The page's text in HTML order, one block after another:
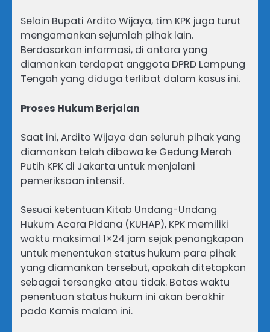
Selain Bupati Ardito Wijaya, tim KPK juga turut
mengamankan sejumlah pihak lain.
Berdasarkan informasi, di antara yang
diamankan terdapat anggota DPRD Lampung
Tengah yang diduga terlibat dalam kasus ini.
Proses Hukum Berjalan
Saat ini, Ardito Wijaya dan seluruh pihak yang
diamankan telah dibawa ke Gedung Merah
Putih KPK di Jakarta untuk menjalani
pemeriksaan intensif.
Sesuai ketentuan Kitab Undang-Undang
Hukum Acara Pidana (KUHAP), KPK memiliki
waktu maksimal 1×24 jam sejak penangkapan
untuk menentukan status hukum para pihak
yang diamankan tersebut, apakah ditetapkan
sebagai tersangka atau tidak. Batas waktu
penentuan status hukum ini akan berakhir
pada Kamis malam ini.